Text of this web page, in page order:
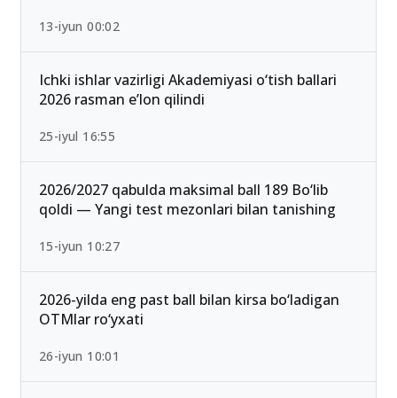
13-iyun 00:02
Ichki ishlar vazirligi Akademiyasi o‘tish ballari
2026 rasman e’lon qilindi
25-iyul 16:55
2026/2027 qabulda maksimal ball 189 Bo‘lib
qoldi — Yangi test mezonlari bilan tanishing
15-iyun 10:27
2026-yilda eng past ball bilan kirsa bo‘ladigan
OTMlar ro‘yxati
26-iyun 10:01